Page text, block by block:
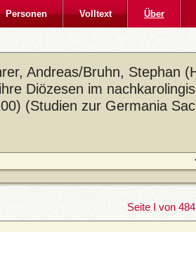
Personen Volltext Über
Andreas/Bruhn, Stephan
Diözesen im
(Studien zur Germania
Seite I von 484